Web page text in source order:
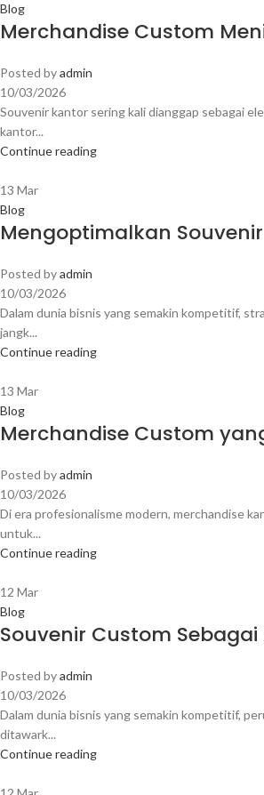
Blog
Merchandise Custom
Posted byadmin
10/03/2026
Souvenir kantor sering kali dianggap sebagai
kantor...
Continue reading
13 Mar
Blog
Mengoptimalkan
Posted byadmin
10/03/2026
Dalam dunia bisnis yang semakin kompetitif,
jangk...
Continue reading
13 Mar
Blog
Merchandise Custom
Posted byadmin
10/03/2026
Di era profesionalisme modern, merchandise
untuk...
Continue reading
12 Mar
Blog
Souvenir Custom
Posted byadmin
10/03/2026
Dalam dunia bisnis yang semakin kompetitif,
ditawark...
Continue reading